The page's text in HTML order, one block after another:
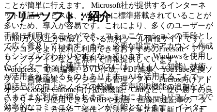
ことが簡単に行えます。 Microsoft社が提供するインターネ
ット通話サービスは、Windowsに標準搭載されていることが
多いため、導入が容易です。これにより、多くのユーザーが
手軽に利用することができ、コミュニケーションの手段とし
て広く普及しています。また、必要な設定やアカウント作成
もシンプルでわかりやすくなっています。 Windowsを使用し
たインターネット通話サービスには、AI（人工知能）技術
が活用されているものもあります。AIを活用することで、
通話品質の向上やノイズの軽減、音声認識機能の追加など、
さまざまな利点が得られます。これにより、よりスムーズで
効率的なコミュニケーションが可能となります。 インター
フリーソフト：紹介
1,000万人以上が閲覧している無料ツール情報サイトです。
パソコンをより便利に利用できるおすすめのFreesoft・アプ
リ・プラグインなどを無料で情報提供しています。
Wordpress、動画編集、DVD作成、PDF編集、YouTube変換ソ
フト、画像編集、スケジュール管理ソフト、Firefox向けアド
オン・Google Chrome向け拡張機能、Cadなど、使い勝手の良
いフリーから使用できるWEBや動画・画像関連記事の「ダ
ウンロード」方法や「操作」方法などを定期更新していま